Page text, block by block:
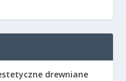
drewniane